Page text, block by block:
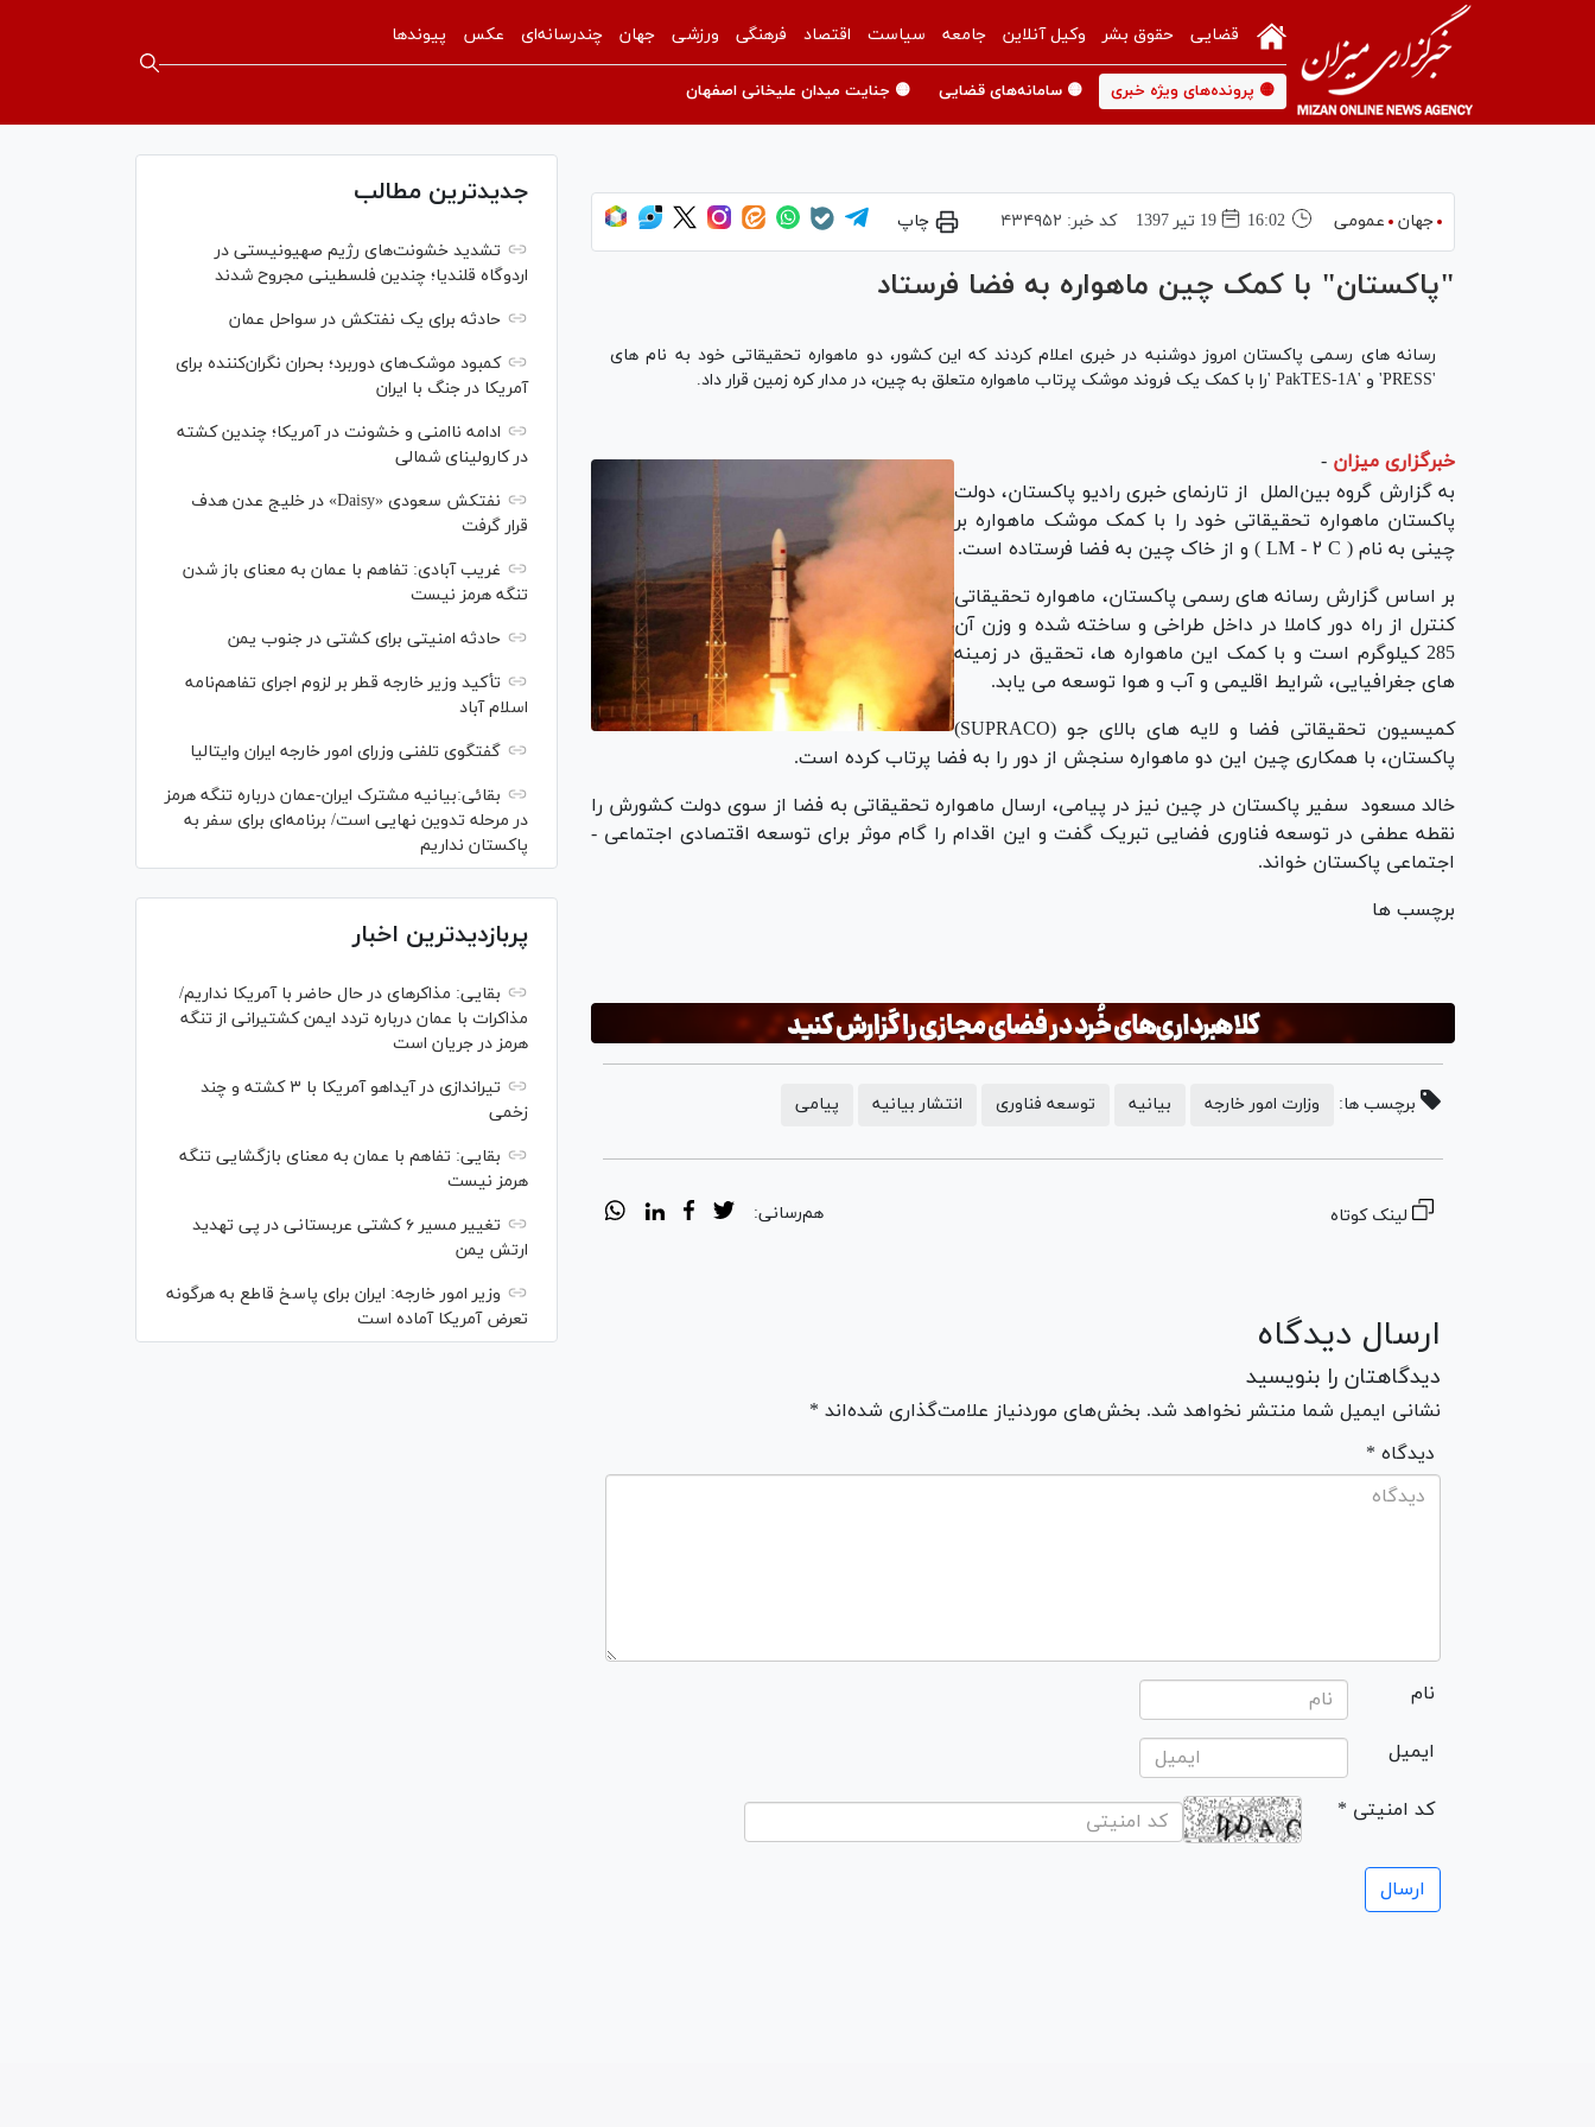
قضایی حقوق بشر وکیل آنلاین جامعه سیاست اقتصاد فرهنگی ورزشی جهان چندرسانه‌ای عکس پیوندها
🟡 پرونده‌های ویژه خبری 🟡 سامانه‌های قضایی 🟡 جنایت میدان علیخانی اصفهان
جهان عمومی 16:02 19 تير 1397 کد خبر: ۴۳۴۹۵۲ چاپ
"پاکستان" با کمک چین ماهواره به فضا فرستاد
رسانه های رسمی پاکستان امروز دوشنبه در خبری اعلام کردند که این کشور، دو ماهواره تحقیقاتی خود به نام های
'PRESS' و 'PakTES-1A 'را با کمک یک فروند موشک پرتاب ماهواره متعلق به چین، در مدار کره زمین قرار داد.
خبرگزاری میزان -
به گزارش گروه بین‌الملل از تارنمای خبری رادیو پاکستان، دولت
پاکستان ماهواره تحقیقاتی خود را با کمک موشک ماهواره بر
چینی به نام ( LM - ۲ C ) و از خاک چین به فضا فرستاده است.
بر اساس گزارش رسانه های رسمی پاکستان، ماهواره تحقیقاتی
کنترل از راه دور کاملا در داخل طراخی و ساخته شده و وزن آن
285 کیلوگرم است و با کمک این ماهواره ها، تحقیق در زمینه
های جغرافیایی، شرایط اقلیمی و آب و هوا توسعه می یابد.
کمیسیون تحقیقاتی فضا و لایه های بالای جو (SUPRACO)
پاکستان، با همکاری چین این دو ماهواره سنجش از دور را به فضا پرتاب کرده است.
خالد مسعود سفیر پاکستان در چین نیز در پیامی، ارسال ماهواره تحقیقاتی به فضا از سوی دولت کشورش را
نقطه عطفی در توسعه فناوری فضایی تبریک گفت و این اقدام را گام موثر برای توسعه اقتصادی اجتماعی -
اجتماعی پاکستان خواند.
برچسب ها
برچسب ها: وزارت امور خارجه بیانیه توسعه فناوری انتشار بیانیه پیامی
لینک کوتاه هم‌رسانی:
ارسال دیدگاه
دیدگاهتان را بنویسید
نشانی ایمیل شما منتشر نخواهد شد. بخش‌های موردنیاز علامت‌گذاری شده‌اند *
* دیدگاه
نام
ایمیل
* کد امنیتی
جدیدترین مطالب
تشدید خشونت‌های رژیم صهیونیستی در
اردوگاه قلندیا؛ چندین فلسطینی مجروح شدند
حادثه برای یک نفتکش در سواحل عمان
کمبود موشک‌های دوربرد؛ بحران نگران‌کننده برای
آمریکا در جنگ با ایران
ادامه ناامنی و خشونت در آمریکا؛ چندین کشته
در کارولینای شمالی
نفتکش سعودی «Daisy» در خلیج عدن هدف
قرار گرفت
غریب آبادی: تفاهم با عمان به معنای باز شدن
تنگه هرمز نیست
حادثه امنیتی برای کشتی در جنوب یمن
تأکید وزیر خارجه قطر بر لزوم اجرای تفاهم‌نامه
اسلام آباد
گفتگوی تلفنی وزرای امور خارجه ایران وایتالیا
بقائی:بیانیه مشترک ایران-عمان درباره تنگه هرمز
در مرحله تدوین نهایی است/ برنامه‌ای برای سفر به
پاکستان نداریم
پربازدیدترین اخبار
بقایی: مذاکره‎ای در حال حاضر با آمریکا نداریم/
مذاکرات با عمان درباره تردد ایمن کشتیرانی از تنگه
هرمز در جریان است
تیراندازی در آیداهو آمریکا با ۳ کشته و چند
زخمی
بقایی: تفاهم با عمان به معنای بازگشایی تنگه
هرمز نیست
تغییر مسیر ۶ کشتی عربستانی در پی تهدید
ارتش یمن
وزیر امور خارجه: ایران برای پاسخ قاطع به هرگونه
تعرض آمریکا آماده است